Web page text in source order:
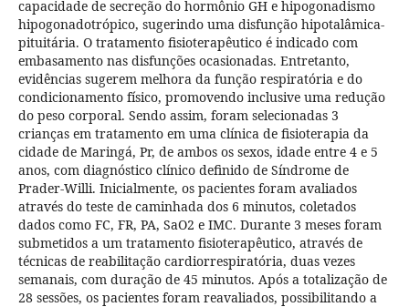
capacidade de secreção do hormônio GH e hipogonadismo
hipogonadotrópico, sugerindo uma disfunção hipotalâmica-
pituitária. O tratamento fisioterapêutico é indicado com
embasamento nas disfunções ocasionadas. Entretanto,
evidências sugerem melhora da função respiratória e do
condicionamento físico, promovendo inclusive uma redução
do peso corporal. Sendo assim, foram selecionadas 3
crianças em tratamento em uma clínica de fisioterapia da
cidade de Maringá, Pr, de ambos os sexos, idade entre 4 e 5
anos, com diagnóstico clínico definido de Síndrome de
Prader-Willi. Inicialmente, os pacientes foram avaliados
através do teste de caminhada dos 6 minutos, coletados
dados como FC, FR, PA, SaO2 e IMC. Durante 3 meses foram
submetidos a um tratamento fisioterapêutico, através de
técnicas de reabilitação cardiorrespiratória, duas vezes
semanais, com duração de 45 minutos. Após a totalização de
28 sessões, os pacientes foram reavaliados, possibilitando a